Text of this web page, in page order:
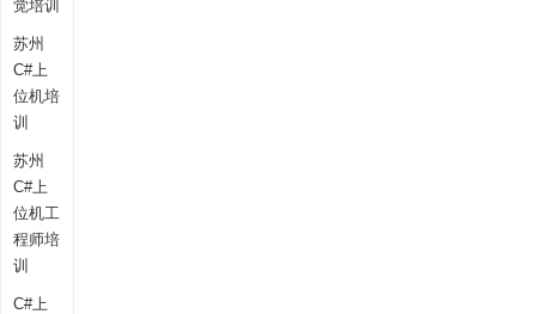
觉培训
苏州
C#上
位机培
训
苏州
C#上
位机工
程师培
训
C#上